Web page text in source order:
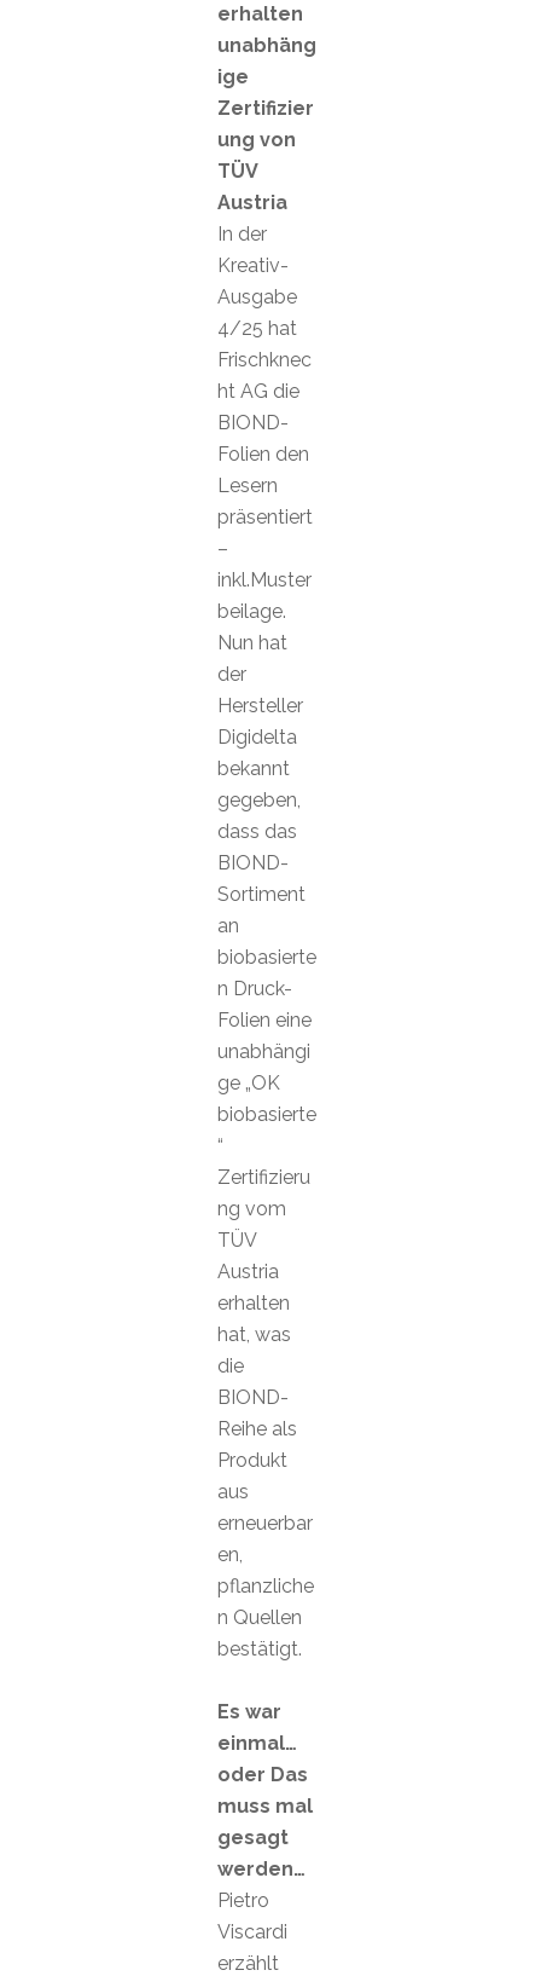
erhalten
unabhäng
ige
Zertifizier
ung von
TÜV
Austria
In der
Kreativ-
Ausgabe
4/25 hat
Frischknec
ht AG die
BIOND-
Folien den
Lesern
präsentiert
–
inkl.Muster
beilage.
Nun hat
der
Hersteller
Digidelta
bekannt
gegeben,
dass das
BIOND-
Sortiment
an
biobasierte
n Druck-
Folien eine
unabhängi
ge „OK
biobasierte
“
Zertifizieru
ng vom
TÜV
Austria
erhalten
hat, was
die
BIOND-
Reihe als
Produkt
aus
erneuerbar
en,
pflanzliche
n Quellen
bestätigt.
Es war
einmal…
oder Das
muss mal
gesagt
werden…
Pietro
Viscardi
erzählt